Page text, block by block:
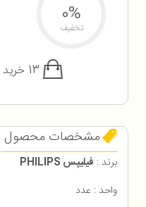
0%
تخفیف
مشخصات محصول
برند : فیلیپس PHILIPS
واحد : عدد